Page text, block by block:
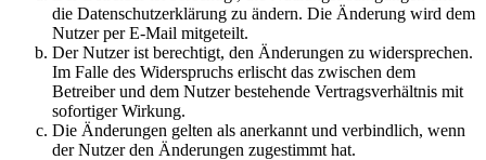
die Datenschutzerklärung zu ändern. Die Änderung wird dem
Nutzer per E-Mail mitgeteilt.
Der Nutzer ist berechtigt, den Änderungen zu widersprechen.
Im Falle des Widerspruchs erlischt das zwischen dem
Betreiber und dem Nutzer bestehende Vertragsverhältnis mit
sofortiger Wirkung.
Die Änderungen gelten als anerkannt und verbindlich, wenn
der Nutzer den Änderungen zugestimmt hat.